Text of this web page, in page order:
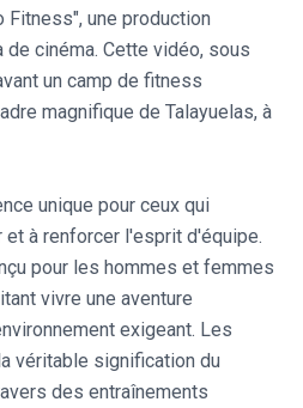
Fitness", une production
de cinéma. Cette vidéo, sous
un camp de fitness
magnifique de Talayuelas, à
unique pour ceux qui
à renforcer l'esprit d'équipe.
pour les hommes et femmes
vivre une aventure
exigeant. Les
véritable signification du
des entraînements